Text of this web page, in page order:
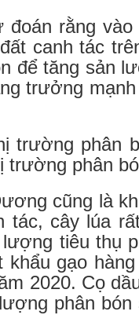
rằng vào
canh tác
để tăng sản
trưởng
trường phân
trường phân
cũng là
tác, cây lúa
tiêu thụ
gạo
2020. Cọ
phân